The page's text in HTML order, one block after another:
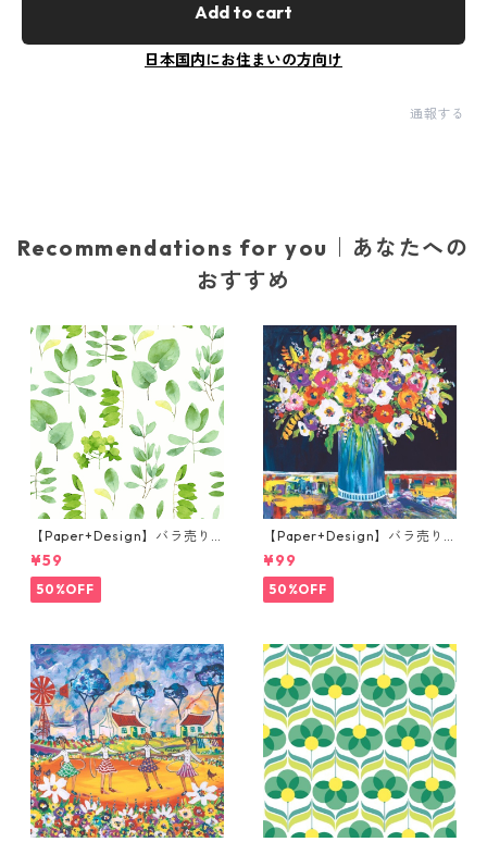
Add to cart
日本国内にお住まいの方向け
通報する
Recommendations for you｜あなたへの
おすすめ
【Paper+Design】バラ売り2
枚 カクテルサイズ ペーパーナ
プキン FRESH LEAVES グリー
ン
¥59
50%OFF
【Paper+Design】バラ売り2
枚 ランチサイズ ペーパーナプ
キン Portchie Art Mixed flo
wers in a blue vase ブルー
¥99
50%OFF